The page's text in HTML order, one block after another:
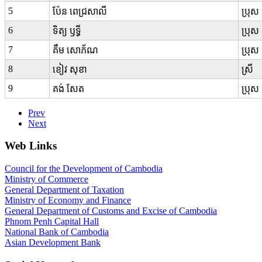
5
ប៉ែន ពេជ្រសាលី
ប្រុស
6
ទិត្យ ឫទ្ធី
ប្រុស
7
គឹម សោភ័ណ
ប្រុស
8
ខៀវ សុខា
ស្រី
9
គង់ សែត ប្រុស
Prev
Next
Web Links
Council for the Development of Cambodia
Ministry of Commerce
General Department of Taxation
Ministry of Economy and Finance
General Department of Customs and Excise of Cambodia
Phnom Penh Capital Hall
National Bank of Cambodia
Asian Development Bank